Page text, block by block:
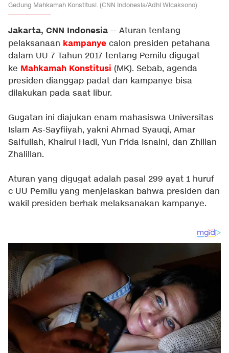
Gedung Mahkamah Konstitusi. (CNN Indonesia/Adhi Wicaksono)
Jakarta, CNN Indonesia -- Aturan tentang
pelaksanaan kampanye calon presiden petahana
dalam UU 7 Tahun 2017 tentang Pemilu digugat
ke Mahkamah Konstitusi (MK). Sebab, agenda
presiden dianggap padat dan kampanye bisa
dilakukan pada saat libur.
Gugatan ini diajukan enam mahasiswa Universitas
Islam As-Sayfiiyah, yakni Ahmad Syauqi, Amar
Saifullah, Khairul Hadi, Yun Frida Isnaini, dan Zhillan
Zhalillan.
Aturan yang digugat adalah pasal 299 ayat 1 huruf
c UU Pemilu yang menjelaskan bahwa presiden dan
wakil presiden berhak melaksanakan kampanye.